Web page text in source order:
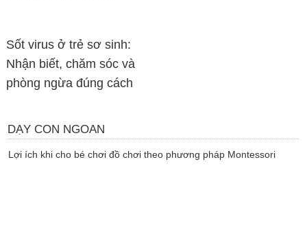
Sốt virus ở trẻ sơ sinh:
Nhận biết, chăm sóc và
phòng ngừa đúng cách
DẠY CON NGOAN
Lợi ích khi cho bé chơi đồ chơi theo phương pháp Montessori